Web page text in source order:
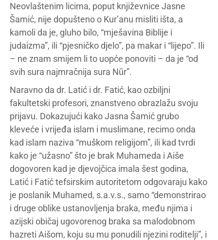
Neovlaštenim licima, poput književnice Jasne
Šamić, nije dopušteno o Kur’anu misliti išta, a
kamoli da je, gluho bilo, “mješavina Biblije i
judaizma”, ili “pjesničko djelo”, pa makar i “lijepo”. Ili
– ne znam smijem li to uopće ponoviti – da je “od
svih sura najmračnija sura Nūr”.
Naravno da dr. Latić i dr. Fatić, kao ozbiljni
fakultetski profesori, znanstveno obrazlažu svoju
prijavu. Dokazujući kako Jasna Šamić grubo
kleveće i vrijeđa islam i muslimane, recimo onda
kad islam naziva “muškom religijom”, ili kad tvrdi
kako je “užasno” što je brak Muhameda i Aiše
dogovoren kad je djevojčica imala šest godina,
Latić i Fatić tefsirskim autoritetom odgovaraju kako
je poslanik Muhamed, s.a.v.s., samo “demonstrirao
i druge oblike ustanovljenja braka, među njima i
azijski običaj ugovorenog braka sa malodobnom
hazreti Aišom, koju su mu ponudili njezini roditelji”, i